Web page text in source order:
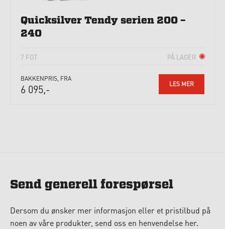
Quicksilver Tendy serien 200 –
240
7 FOT PÅ LAGER
BAKKENPRIS, FRA
6 095,- LES MER
Send generell forespørsel
Dersom du ønsker mer informasjon eller et pristilbud på
noen av våre produkter, send oss en henvendelse her.